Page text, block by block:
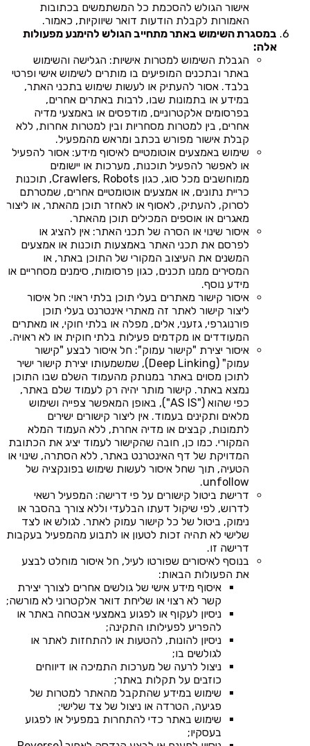
אישור הגולש להסכמת כל המשתמשים בכתובות
האמורות לקבלת הודעות דואר שיווקיות, כאמור.
במסגרת השימוש באתר מתחייב הגולש להימנע מפעולות
אלה:
הגבלת השימוש למטרות אישיות: הגלישה והשימוש
באתר ובתכנים המופיעים בו מותרים לשימוש אישי ופרטי
בלבד. אסור להעתיק או לעשות שימוש בתכני האתר,
במידע או בתמונות שבו, לרבות באתרים אחרים,
בפרסומים אלקטרוניים, מודפסים או באמצעי מדיה
אחרים, בין למטרות מסחריות ובין למטרות אחרות, ללא
קבלת אישור מפורש בכתב ומראש מהמפעיל.
שימוש באמצעים אוטומטיים לאיסוף מידע: אסור להפעיל
או לאפשר להפעיל תוכנות, מערכות או יישומים
ממוחשבים מכל סוג, כגון Crawlers, Robots, תוכנות
כריית נתונים, או אמצעים אוטומטיים אחרים, שמטרתם
לסרוק, להעתיק, לאסוף או לאחזר תוכן מהאתר, או ליצור
מאגרים או אוספים המכילים תוכן מהאתר.
איסור שינוי או הסרה של תכני האתר: אין להציג או
לפרסם את תכני האתר באמצעות תוכנות או אמצעים
המשנים את העיצוב המקורי של התוכן באתר, או
המסירים ממנו תכנים, כגון פרסומות, סימנים מסחריים או
מידע נוסף.
איסור קישור מאתרים בעלי תוכן בלתי ראוי: חל איסור
ליצור קישור לאתר זה מאתרי אינטרנט בעלי תוכן
פורנוגרפי, גזעני, אלים, מפלה או בלתי חוקי, או מאתרים
המעודדים או מקדמים פעילות בלתי חוקית או לא ראויה.
איסור יצירת "קישור עמוק": חל איסור לבצע "קישור
עמוק" (Deep Linking), שמשמעותו יצירת קישור ישיר
לתוכן מסוים באתר במנותק מהעמוד השלם שבו התוכן
נמצא באתר. קישור מותר יהיה רק לעמוד שלם באתר,
כפי שהוא ("AS IS"), באופן המאפשר צפייה ושימוש
מלאים ותקינים בעמוד. אין ליצור קישורים ישירים
לתמונות, קבצים או מדיה אחרת, ללא העמוד המלא
המקורי. כמו כן, חובה שהקישור לעמוד יציג את הכתובת
המדויקת של דף האינטרנט באתר, ללא הסתרה, שינוי או
הטעיה, תוך שחל איסור לעשות שימוש בפונקציה של
unfollow.
דרישת ביטול קישורים על פי דרישה: המפעיל רשאי
לדרוש, לפי שיקול דעתו הבלעדי וללא צורך בהסבר או
נימוק, ביטול של כל קישור עמוק לאתר. לגולש או לצד
שלישי לא תהיה זכות לטעון או לתבוע מהמפעיל בעקבות
דרישה זו.
בנוסף לאיסורים שפורטו לעיל, חל איסור מוחלט לבצע
את הפעולות הבאות:
איסוף מידע אישי של גולשים אחרים לצורך יצירת
קשר לא רצוי או שליחת דואר אלקטרוני לא מורשה;
ניסיון לעקוף או לפגוע באמצעי אבטחה באתר או
להפריע לפעילותו התקינה;
ניסיון להונות, להטעות או להתחזות לאתר או
לגולשים בו;
ניצול לרעה של מערכות התמיכה או דיווחים
כוזבים על תקלות באתר;
שימוש במידע שהתקבל מהאתר למטרות של
פגיעה, הטרדה או ניצול של צד שלישי;
שימוש באתר כדי להתחרות במפעיל או לפגוע
בעסקיו;